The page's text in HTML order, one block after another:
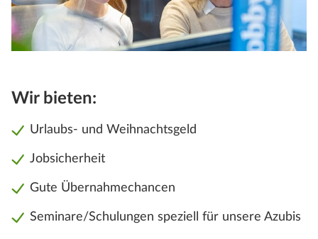
Wir bieten:
Urlaubs- und Weihnachtsgeld
Jobsicherheit
Gute Übernahmechancen
Seminare/Schulungen speziell für unsere Azubis